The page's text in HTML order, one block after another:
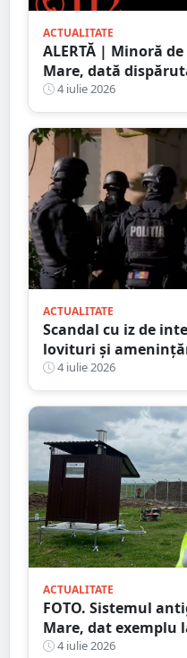
ACTUALITATE
ALERTĂ | Minoră
Mare, dată
acasă în toiul
populației
4 iulie 2026
ACTUALITATE
Scandal cu iz de
lovituri și
recuperare a iubitei
4 iulie 2026
ACTUALITATE
FOTO. Sistemul
Mare, dat exemplu
ar putea fi dat în
4 iulie 2026